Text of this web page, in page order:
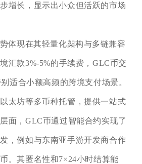
增长，显示出小众但活跃的市场
体现在其轻量化架构与多链兼容
汇款3%-5%的手续费，GLC币交
适合小额高频的跨境支付场景。
太坊等多币种托管，提供一站式
面，GLC币通过智能合约实现了
，例如与东南亚手游开发商合作
。其匿名性和7×24小时结算能